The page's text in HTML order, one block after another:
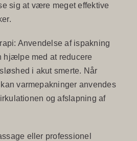
sig at være meget effektive
: Anvendelse af ispakning
hjælpe med at reducere
i akut smerte. Når
varmepakninger anvendes
og afslapning af
eller professionel